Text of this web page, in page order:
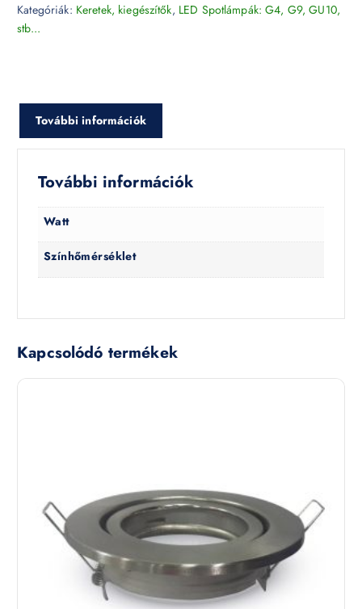
Kategóriák: Keretek, kiegészítők, LED Spotlámpák: G4, G9, GU10,
stb...
További információk
További információk
Watt
Színhőmérséklet
Kapcsolódó termékek